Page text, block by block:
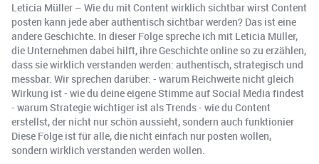
Leticia Müller – Wie du mit Content wirklich sichtbar wirst Content
posten kann jede aber authentisch sichtbar werden? Das ist eine
andere Geschichte. In dieser Folge spreche ich mit Leticia Müller,
die Unternehmen dabei hilft, ihre Geschichte online so zu erzählen,
dass sie wirklich verstanden werden: authentisch, strategisch und
messbar. Wir sprechen darüber: - warum Reichweite nicht gleich
Wirkung ist - wie du deine eigene Stimme auf Social Media findest
- warum Strategie wichtiger ist als Trends - wie du Content
erstellst, der nicht nur schön aussieht, sondern auch funktionier
Diese Folge ist für alle, die nicht einfach nur posten wollen,
sondern wirklich verstanden werden wollen.